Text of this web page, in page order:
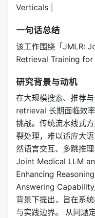
Verticals |
一句话总结
该工作围绕「JMLR:
Retrieval Training
研究背景与动机
在大规模搜索、推荐
retrieval 长期面临效
挑战。传统流水线式
裂处理，难以适应大
然语言交互、多跳推
Joint Medical LLM
Enhancing
Answering
背景下提出，旨在系
与实践边界。 从问题